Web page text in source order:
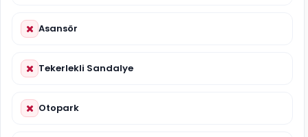
Asansör
Tekerlekli Sandalye
Otopark